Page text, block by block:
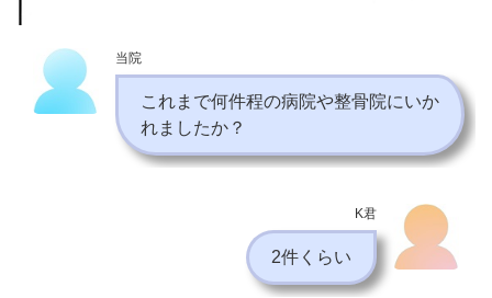
当院
これまで何件程の病院や整骨院にいか
れましたか？
K君
2件くらい